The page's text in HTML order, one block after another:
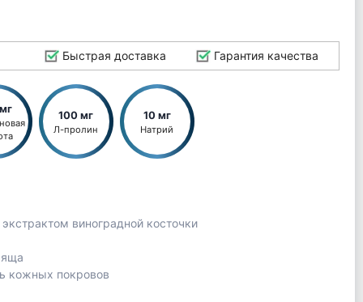
Быстрая доставка Гарантия качества
100 мг
Л-пролин
10 мг
Натрий
виноградной косточки
кожных покровов